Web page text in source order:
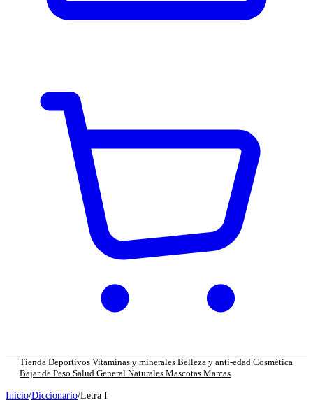
Tienda Deportivos Vitaminas y minerales Belleza y anti-edad Cosmética
Bajar de Peso Salud General Naturales Mascotas Marcas
Inicio/Diccionario/Letra I